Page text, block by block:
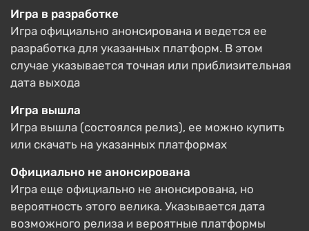
Игра в разработке
Игра официально анонсирована и ведется ее
разработка для указанных платформ. В этом
случае указывается точная или приблизительная
дата выхода
Игра вышла
Игра вышла (состоялся релиз), ее можно купить
или скачать на указанных платформах
Официально не анонсирована
Игра еще официально не анонсирована, но
вероятность этого велика. Указывается дата
возможного релиза и вероятные платформы